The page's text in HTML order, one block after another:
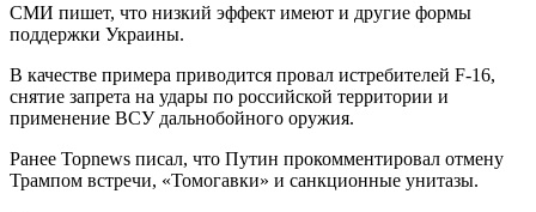
СМИ пишет, что низкий эффект имеют и другие формы
поддержки Украины.
В качестве примера приводится провал истребителей F-16,
снятие запрета на удары по российской территории и
применение ВСУ дальнобойного оружия.
Ранее Topnews писал, что Путин прокомментировал отмену
Трампом встречи, «Томогавки» и санкционные унитазы.